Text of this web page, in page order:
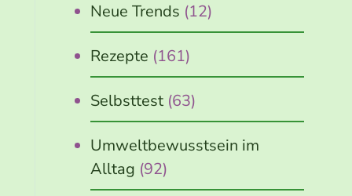
Neue Trends (12)
Rezepte (161)
Selbsttest(63)
Umweltbewusstsein im
Alltag (92)